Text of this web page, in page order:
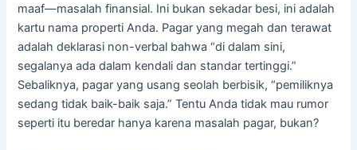
maaf—masalah finansial. Ini bukan sekadar besi, ini adalah
kartu nama properti Anda. Pagar yang megah dan terawat
adalah deklarasi non-verbal bahwa “di dalam sini,
segalanya ada dalam kendali dan standar tertinggi.”
Sebaliknya, pagar yang usang seolah berbisik, “pemiliknya
sedang tidak baik-baik saja.” Tentu Anda tidak mau rumor
seperti itu beredar hanya karena masalah pagar, bukan?